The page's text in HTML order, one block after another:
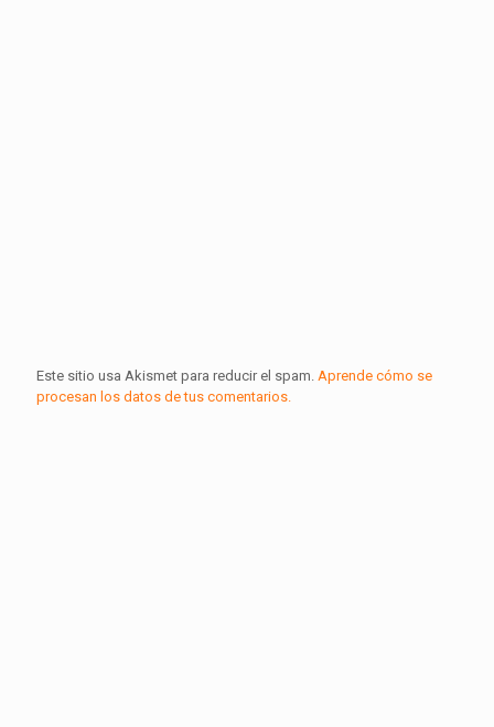
Este sitio usa Akismet para reducir el spam. Aprende cómo se
procesan los datos de tus comentarios.